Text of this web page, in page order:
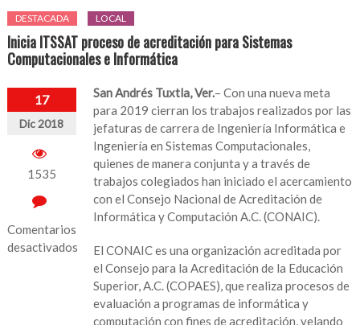
DESTACADA LOCAL
Inicia ITSSAT proceso de acreditación para Sistemas
Computacionales e Informática
17
Dic 2018
1535
Comentarios
desactivados
San Andrés Tuxtla, Ver.– Con una nueva meta
para 2019 cierran los trabajos realizados por las
jefaturas de carrera de Ingeniería Informática e
Ingeniería en Sistemas Computacionales,
quienes de manera conjunta y a través de
trabajos colegiados han iniciado el acercamiento
con el Consejo Nacional de Acreditación de
Informática y Computación A.C. (CONAIC).
El CONAIC es una organización acreditada por
el Consejo para la Acreditación de la Educación
Superior, A.C. (COPAES), que realiza procesos de
evaluación a programas de informática y
computación con fines de acreditación, velando